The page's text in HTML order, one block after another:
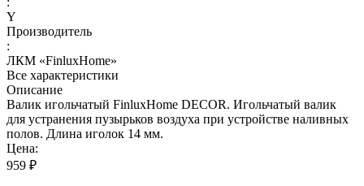
Y
Производитель
:
ЛКМ «FinluxHome»
Все характеристики
Описание
Валик игольчатый FinluxHome DECOR. Игольчатый валик
для устранения пузырьков воздуха при устройстве наливных
полов. Длина иголок 14 мм.
Цена:
959 ₽